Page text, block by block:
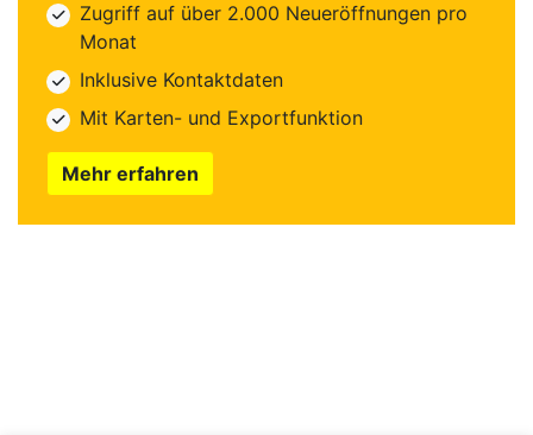
Zugriff auf über 2.000 Neueröffnungen pro
Monat
Inklusive Kontaktdaten
Mit Karten- und Exportfunktion
Mehr erfahren